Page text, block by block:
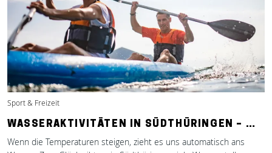
Sport & Freizeit
WASSERAKTIVITÄTEN IN SÜDTHÜRINGEN – …
Wenn die Temperaturen steigen, zieht es uns automatisch ans